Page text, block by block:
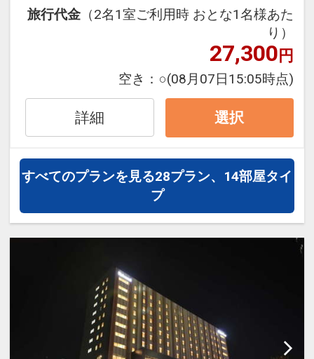
準じます。
※両国国技館イベント時には変動する場
◆入出庫可能時間 7時～23時（23時～翌
7時の入出庫は不可）
◆収容可能サイズ 全高2050mm・全長
5300mm・全幅1950mm・最低地上高
90mm・重量2300kg
（キャリア装備車・車高調整車・スペア
タイヤ外付け等駐車不可）
※近隣の駐車場は少ないので公共交通機
関のご利用をお勧めいたします。
※近隣駐車場料金は異なりますので直接
【フロア説明】
◆スカイフロア 29階～31階
◆高層階 21階～28階
◆眺望なし（窓にフィルム、建物内側）
～翌2時）
コンビニエンスストア「ローソン」、
MACHI cafe
■4階
■31階
鉄板焼「THE 七海」
ネスカフェプール※遊泳夏期のみ（有料
【敷地内提携駐車場】先着順（予約不
◆機械式駐車場（地下） 全33台
◆料金 1泊3000円 ／ 時間貸し料金 300
旅行代金 （2名1室ご利用時 おとな1名様あた
り）
27,300円
空き： ○(08月07日15:05時点)
詳細 選択
すべてのプランを見る28プラン、14部屋タイ
プ